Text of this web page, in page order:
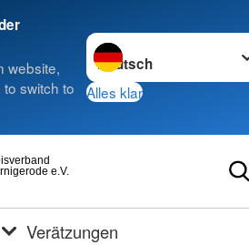
website,
switch to
Sprache wechseln zu
Alles klar
e.V.
Verätzungen